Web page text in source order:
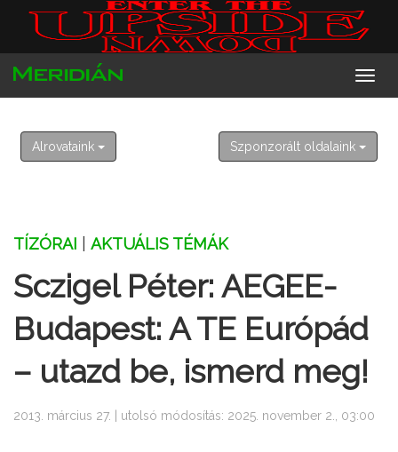
2026. augusztus 7. péntek
Ibolya
Alrovataink Szponzorált oldalaink
TÍZÓRAI AKTUÁLIS TÉMÁK
Sczigel Péter: AEGEE-
Budapest: A TE Európád
– utazd be, ismerd meg!
2013. március 27. | utolsó módosítás: 2025. november 2., 03:00